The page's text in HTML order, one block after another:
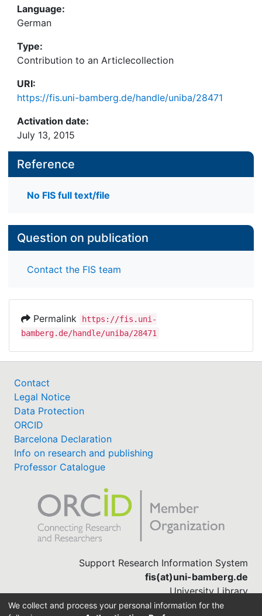
Language:
German
Type:
Contribution to an Articlecollection
URI:
https://fis.uni-bamberg.de/handle/uniba/28471
Activation date:
July 13, 2015
Reference
No FIS full text/file
Question on publication
Contact the FIS team
Permalink
https://fis.uni-
bamberg.de/handle/uniba/28471
Contact
Legal Notice
Data Protection
ORCID
Barcelona Declaration
Info on research and publishing
Professor Catalogue
Support Research Information System
fis(at)uni-bamberg.de
University Library
(0951) 863-1568
We collect and process your personal information for the